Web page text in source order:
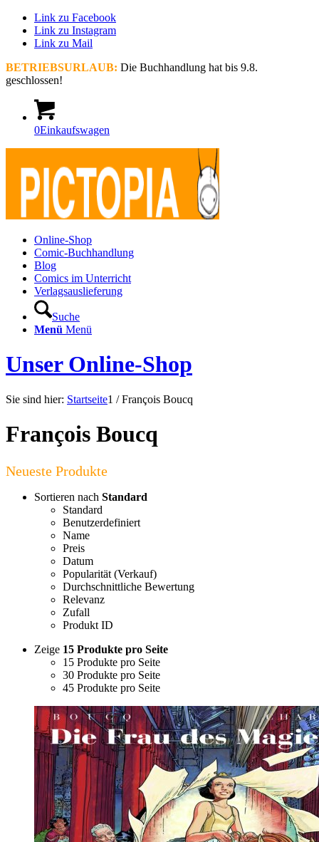
Link zu Facebook
Link zu Instagram
Link zu Mail
BETRIEBSURLAUB: Die Buchhandlung hat bis 9.8.
geschlossen!
0Einkaufswagen
Online-Shop
Comic-Buchhandlung
Blog
Comics im Unterricht
Verlagsauslieferung
Suche
Menü Menü
Unser Online-Shop
Sie sind hier: Startseite1 / François Boucq
François Boucq
Sortieren nach Standard
Standard
Benutzerdefiniert
Name
Preis
Datum
Popularität (Verkauf)
Durchschnittliche Bewertung
Relevanz
Zufall
Produkt ID
Zeige 15 Produkte pro Seite
15 Produkte pro Seite
30 Produkte pro Seite
45 Produkte pro Seite